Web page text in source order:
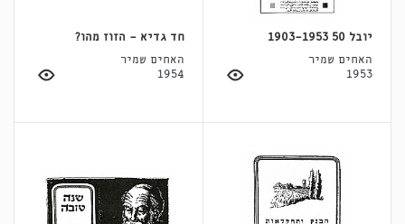
יובל 50 1903-1953
האחים שמיר
1953
חד גדיא - הזוז מהו?
האחים שמיר
1954